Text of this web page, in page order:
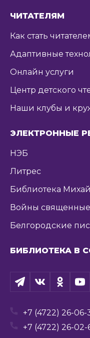
ЧИТАТЕЛЯМ
Как стать
Адаптивные
Онлайн услуги
Центр детского
Наши клубы и
ЭЛЕКТРОННЫЕ
НЭБ
Литрес
Библиотека
Войны
Белгородские
БИБЛИОТЕКА В
+7 (4722) 26-06-
+7 (4722) 26-02-